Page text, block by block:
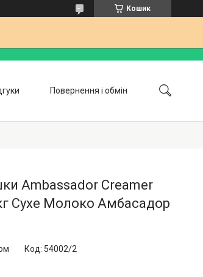
Кошик
Повернення і обмін
Ambassador Creamer
Сухе Молоко Амбасадор
Код: 54002/2